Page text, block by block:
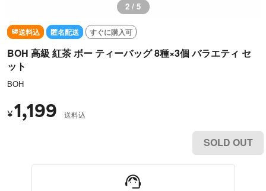
3 / 5
送料込 匿名配送 すぐに購入可
BOH 高級 紅茶 ボー ティーバッグ 8種×3個 バラエティ セ
ット
BOH
¥1,199 送料込
SOLD OUT